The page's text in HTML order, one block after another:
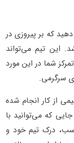
که بر پیروزی در
این تیم می‌تواند
شما در این مورد
سرگرمی.
از کار انجام شده
که می‌توانید با
درک تیم خود و